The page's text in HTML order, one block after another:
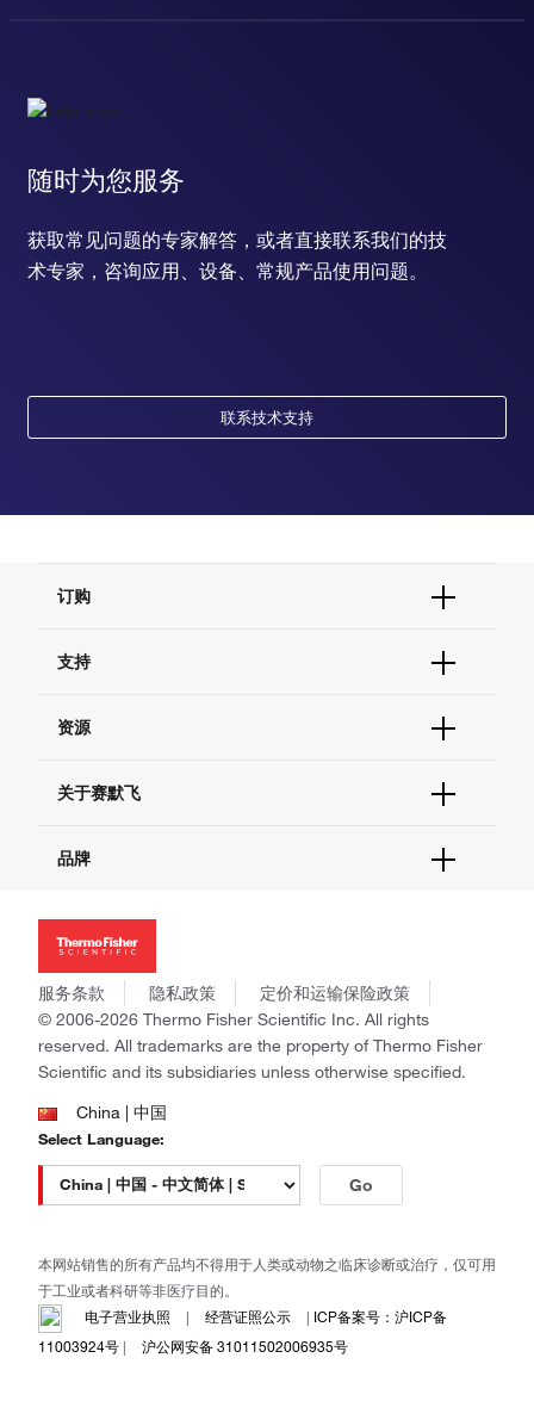
随时为您服务
获取常见问题的专家解答，或者直接联系我们的技
术专家，咨询应用、设备、常规产品使用问题。
联系技术支持
订购
订单支持
现货供应中心
支持
联系我们 - 400 820 8982
查找文件&证书
资源
促销
社交媒体
关于赛默飞
招聘
新闻
社会责任
商标
政策和通知
品牌
Applied Biosystems
Invitrogen
Gibco
Ion Torrent
Unity Lab Services
Patheon
PPD
服务条款 隐私政策
定价和运输保险政策
© 2006-2026 Thermo Fisher Scientific Inc. All rights
reserved. All trademarks are the property of Thermo Fisher
Scientific and its subsidiaries unless otherwise specified.
China | 中国
Select Language:
Go
本网站销售的所有产品均不得用于人类或动物之临床诊断或治疗，仅可用
于工业或者科研等非医疗目的。
电子营业执照
| 经营证照公示 | ICP备案号：沪ICP备
11003924号 | 沪公网安备 31011502006935号